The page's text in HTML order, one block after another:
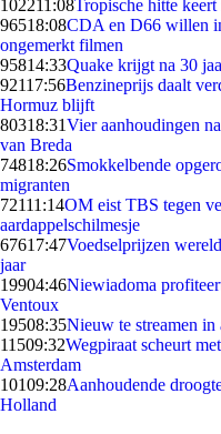
102211:08Tropische hitte
96518:08CDA en D66 willen
ongemerkt filmen
95814:33Quake krijgt na 30
92117:56Benzineprijs daalt
Hormuz blijft
80318:31Vier aanhoudingen
van Breda
74818:26Smokkelbende
migranten
72111:14OM eist TBS tegen
aardappelschilmesje
67617:47Voedselprijzen
jaar
19904:46Niewiadoma
Ventoux
19508:35Nieuw te streamen in
11509:32Wegpiraat scheurt
Amsterdam
10109:28Aanhoudende
Holland